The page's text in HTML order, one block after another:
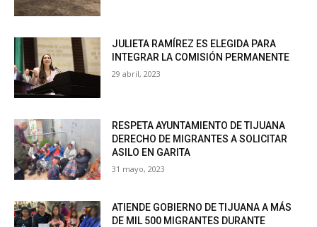
JULIETA RAMÍREZ ES ELEGIDA PARA
INTEGRAR LA COMISIÓN PERMANENTE
29 abril, 2023
RESPETA AYUNTAMIENTO DE TIJUANA
DERECHO DE MIGRANTES A SOLICITAR
ASILO EN GARITA
31 mayo, 2023
ATIENDE GOBIERNO DE TIJUANA A MÁS
DE MIL 500 MIGRANTES DURANTE